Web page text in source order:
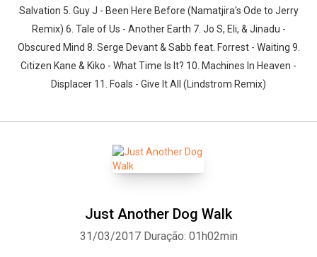
Salvation 5. Guy J - Been Here Before (Namatjira's Ode to Jerry
Remix) 6. Tale of Us - Another Earth 7. Jo S, Eli, & Jinadu -
Obscured Mind 8. Serge Devant & Sabb feat. Forrest - Waiting 9.
Citizen Kane & Kiko - What Time Is It? 10. Machines In Heaven -
Displacer 11. Foals - Give It All (Lindstrom Remix)
Just Another Dog Walk
31/03/2017 Duração: 01h02min